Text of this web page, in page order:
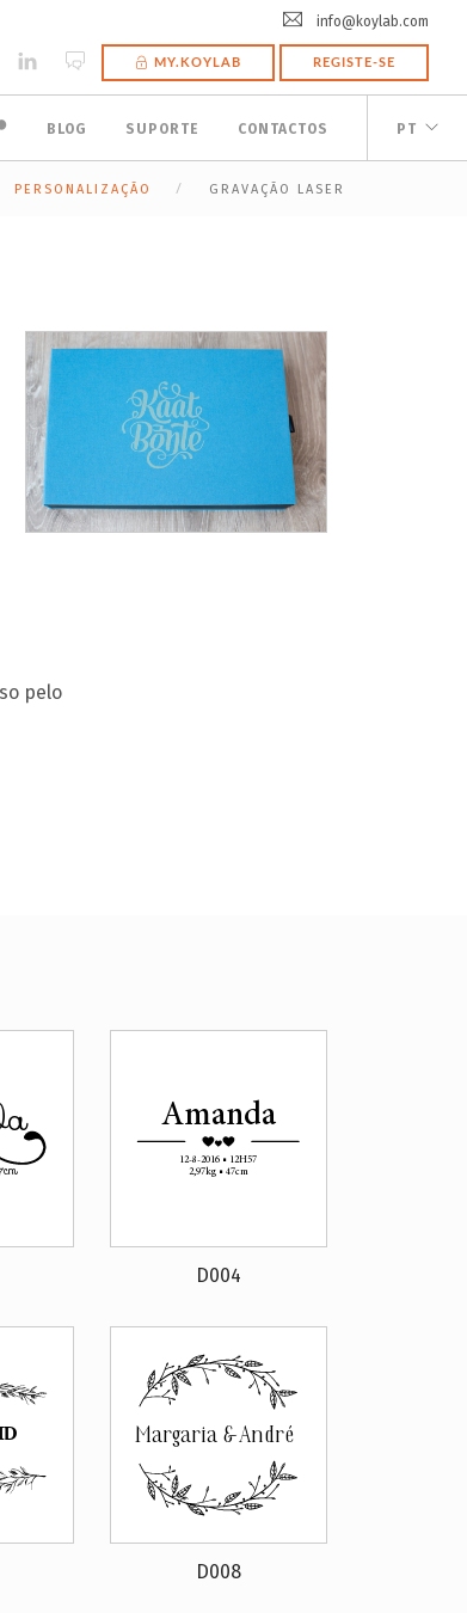
info@koylab.com
MY.KOYLAB REGISTE-SE
BLOG SUPORTE CONTACTOS PT
PERSONALIZAÇÃO GRAVAÇÃO LASER
pelo
D004
D008